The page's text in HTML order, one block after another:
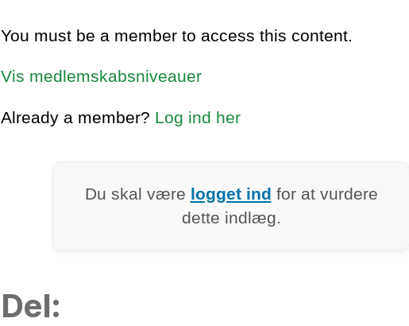
You must be a member to access this content.
Vis medlemskabsniveauer
Already a member? Log ind her
Du skal være logget ind for at vurdere
dette indlæg.
Del: